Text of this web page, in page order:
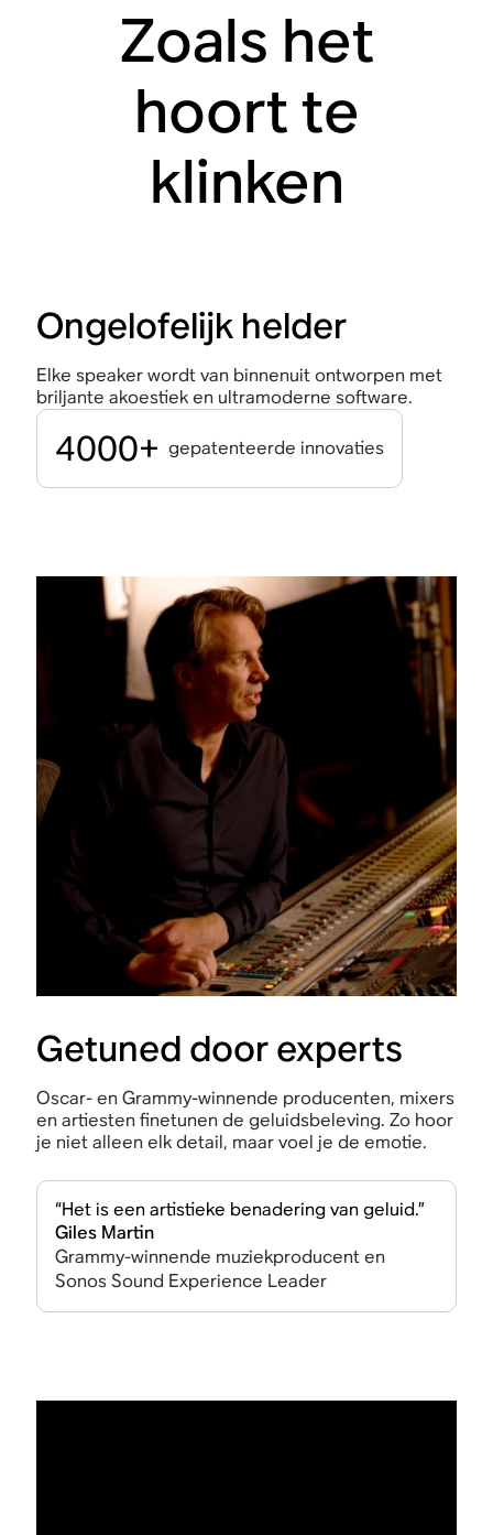
Zoals het
hoort te
klinken
Ongelofelijk helder
Elke speaker wordt van binnenuit ontworpen met
briljante akoestiek en ultramoderne software.
4000+ gepatenteerde innovaties
“Het is een artistieke benadering van geluid.”
Giles Martin
Grammy-winnende muziekproducent en
Sonos Sound Experience Leader
Getuned door experts
Oscar- en Grammy-winnende producenten, mixers
en artiesten finetunen de geluidsbeleving. Zo hoor
je niet alleen elk detail, maar voel je de emotie.